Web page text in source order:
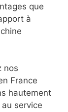
que
à
nos
France
hautement
service